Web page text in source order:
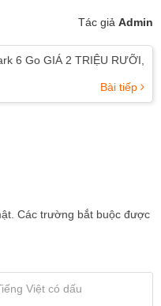
Tác giả Admin
6 Go GIÁ 2 TRIỆU RƯỠI,
Bài tiếp
Các trường bắt buộc được